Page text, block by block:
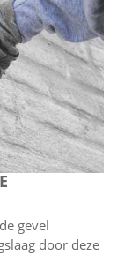
gevel
door deze